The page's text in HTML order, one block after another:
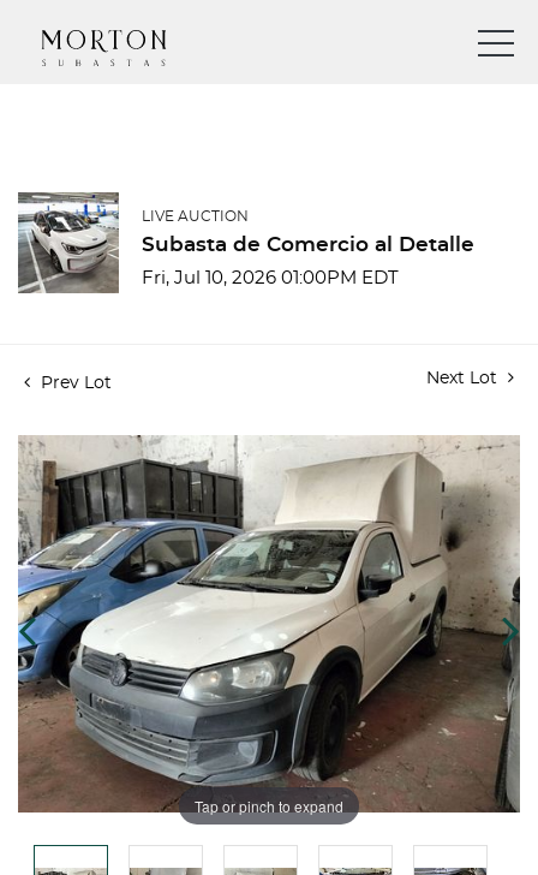
LIVE AUCTION
Subasta de Comercio al Detalle
Fri, Jul 10, 2026 01:00PM EDT
Prev Lot Next Lot
Tap or pinch to expand